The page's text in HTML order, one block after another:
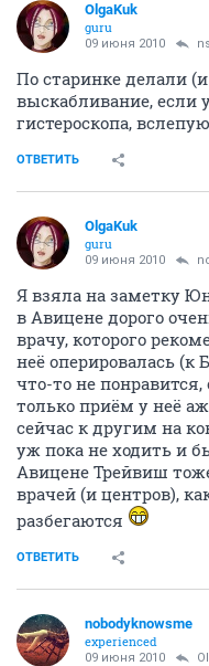
OlgaKuk
guru
09 июня 2010
По старинке делали
выскабливание, если
гистероскопа,
ОТВЕТИТЬ
OlgaKuk
guru
09 июня 2010
Я взяла на заметку
в Авицене дорого
врачу, которого
неё оперировалась (к
что-то не
только приём у неё
сейчас к другим на
уж пока не ходить и
Авицене Трейвиш
врачей (и центров),
разбегаются
ОТВЕТИТЬ
nobodyknowsme
experienced
09 июня 2010